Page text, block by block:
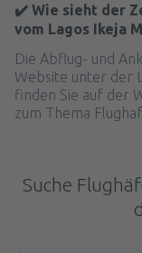
✔️ Wie sieht der
vom Lagos Ikeja
Die Abflug- und
Website unter der
finden Sie auf der
zum Thema
Suche